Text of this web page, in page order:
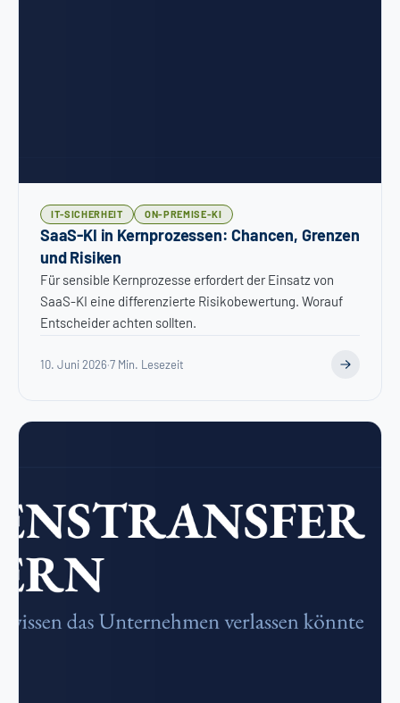
IT-SICHERHEIT ON-PREMISE-KI
SaaS-KI in Kernprozessen: Chancen, Grenzen
und Risiken
Für sensible Kernprozesse erfordert der Einsatz von
SaaS-KI eine differenzierte Risikobewertung. Worauf
Entscheider achten sollten.
10. Juni 2026·7 Min. Lesezeit